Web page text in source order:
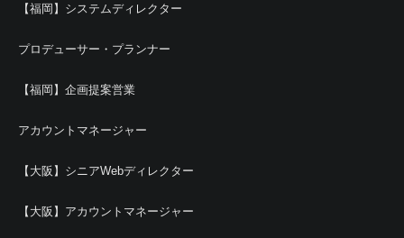
【福岡】システムディレクター
プロデューサー・プランナー
【福岡】企画提案営業
アカウントマネージャー
【大阪】シニアWebディレクター
【大阪】アカウントマネージャー